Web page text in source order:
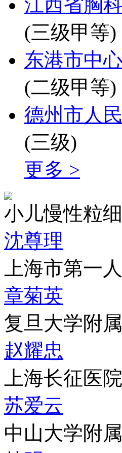
江西省胸
(三级甲等)
东港市中
(二级甲等)
德州市人
(三级)
更多 >
小儿慢性粒
沈尊理
上海市第一
章菊英
复旦大学附
赵耀忠
上海长征医院
苏爱云
中山大学附